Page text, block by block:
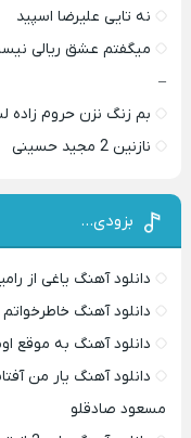
نه تایی علیرضا اسپید
میگفتم عشق ریالی
–
بم زنگ نزن حروم زاده
نازنین 2 مجید حسینی
بزودی…
دانلود آهنگ یاغی از
دانلود آهنگ
دانلود آهنگ به موقع
دانلود آهنگ یار من
مسعود صادقلو